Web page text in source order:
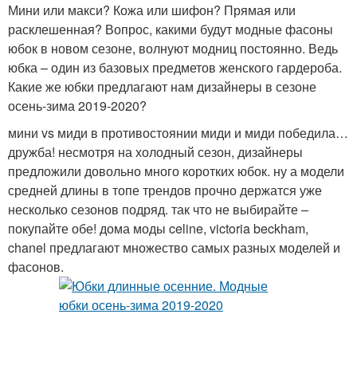
Мини или макси? Кожа или шифон? Прямая или
расклешенная? Вопрос, какими будут модные фасоны
юбок в новом сезоне, волнуют модниц постоянно. Ведь
юбка – один из базовых предметов женского гардероба.
Какие же юбки предлагают нам дизайнеры в сезоне
осень-зима 2019-2020?
мини vs миди в противостоянии миди и миди победила…
дружба! несмотря на холодный сезон, дизайнеры
предложили довольно много коротких юбок. ну а модели
средней длины в топе трендов прочно держатся уже
несколько сезонов подряд. так что не выбирайте –
покупайте обе! дома моды celine, victoria beckham,
chanel предлагают множество самых разных моделей и
фасонов.